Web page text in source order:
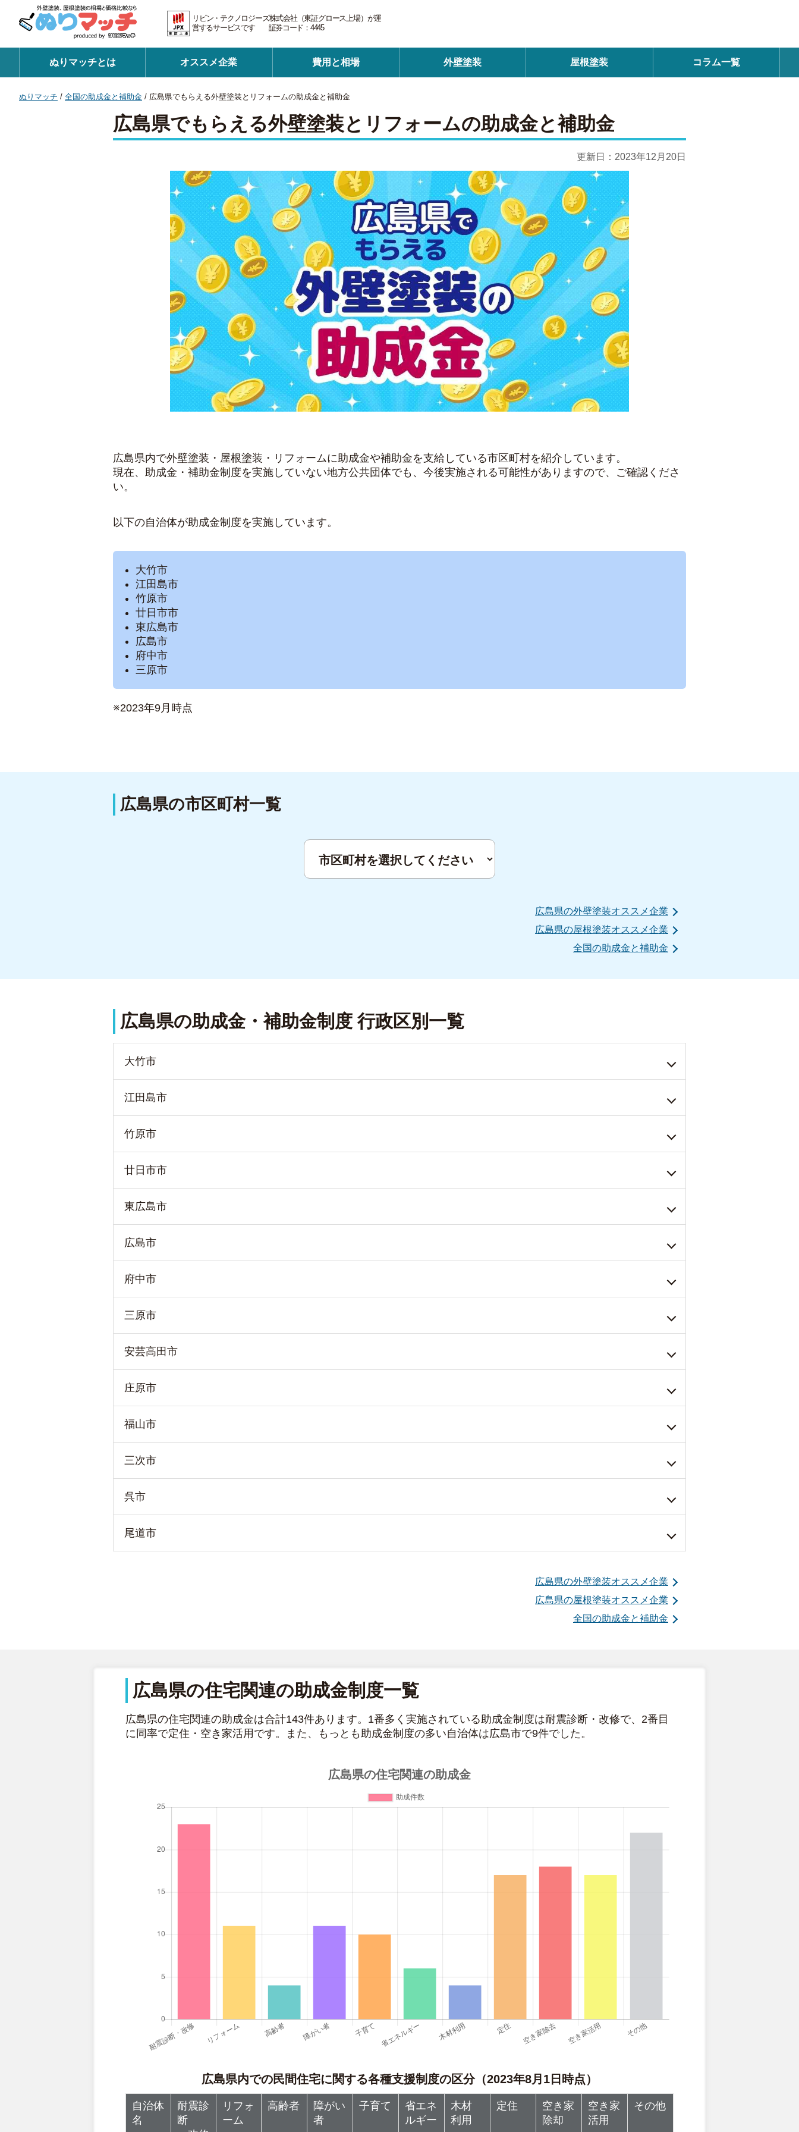
リビン・テクノロジーズ株式会社（東証グロース上場）が運
営するサービスです 証券コード：4445
ぬりマッチとは オススメ企業 費用と相場 外壁塗装 屋根塗装 コラム一覧
ぬりマッチ / 全国の助成金と補助金 / 広島県でもらえる外壁塗装とリフォームの助成金と補助金
広島県でもらえる外壁塗装とリフォームの助成金と補助金
更新日： 2023年12月20日
広島県内で外壁塗装・屋根塗装・リフォームに助成金や補助金を支給している市区町村を紹介しています。
現在、助成金・補助金制度を実施していない地方公共団体でも、今後実施される可能性がありますので、ご確認くださ
い。
以下の自治体が助成金制度を実施しています。
大竹市
江田島市
竹原市
廿日市市
東広島市
広島市
府中市
三原市
※2023年9月時点
広島県の市区町村一覧
広島県の外壁塗装オススメ企業
広島県の屋根塗装オススメ企業
全国の助成金と補助金
広島県の助成金・補助金制度 行政区別一覧
大竹市
江田島市
竹原市
廿日市市
東広島市
広島市
府中市
三原市
安芸高田市
庄原市
福山市
三次市
呉市
尾道市
広島県の外壁塗装オススメ企業
広島県の屋根塗装オススメ企業
全国の助成金と補助金
広島県の住宅関連の助成金制度一覧
広島県の住宅関連の助成金は合計143件あります。1番多く実施されている助成金制度は耐震診断・改修で、2番目
に同率で定住・空き家活用です。また、もっとも助成金制度の多い自治体は広島市で9件でした。
広島県内での民間住宅に関する各種支援制度の区分（2023年8月1日時点）
自治体
名
耐震診
断
リフォ
ーム
高齢者
障がい
者
子育て
省エネ
ルギー
木材
利用
定住
空き家
除却
空き家
活用
その他